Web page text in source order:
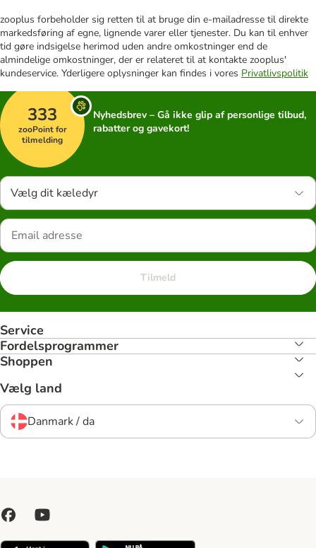
zooplus forbeholder sig retten til at bruge din e-mailadresse til direkte
markedsføring af egne, lignende varer eller tjenester. Du kan til enhver
tid gøre indsigelse herimod uden andre omkostninger end de
almindelige omkostninger, der er relateret til at kontakte zooplus'
kundeservice. Yderligere oplysninger kan findes i vores Privatlivspolitik
333
zooPoint for
tilmelding
Nyhedsbrev – Gå ikke glip af personlige tilbud,
rabatter og gavekort!
Vælg dit kæledyr
Tilmeld
Service
Fordelsprogrammer
Shoppen
Vælg land
Danmark / da